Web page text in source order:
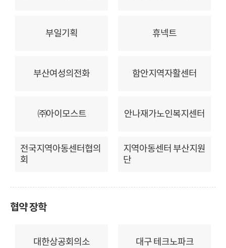
부일기획 휴넥트
부산여성의전화 함안지역자활센터
㈜아이모스트 안나재가노인복지센터
전국지역아동센터협의
회
지역아동센터 부산지원
단
협약 장학
대한상공회의소 대구 테크노파크